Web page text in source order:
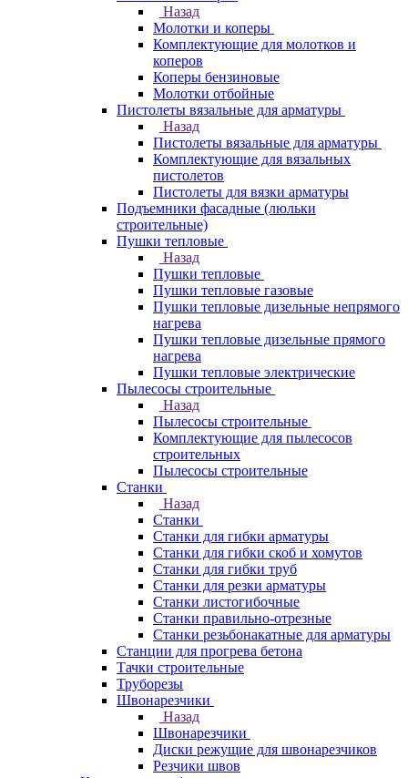
Назад
Молотки и коперы
Комплектующие для молотков и
коперов
Коперы бензиновые
Молотки отбойные
Пистолеты вязальные для арматуры
Назад
Пистолеты вязальные для арматуры
Комплектующие для вязальных
пистолетов
Пистолеты для вязки арматуры
Подъемники фасадные (люльки
строительные)
Пушки тепловые
Назад
Пушки тепловые
Пушки тепловые газовые
Пушки тепловые дизельные непрямого
нагрева
Пушки тепловые дизельные прямого
нагрева
Пушки тепловые электрические
Пылесосы строительные
Назад
Пылесосы строительные
Комплектующие для пылесосов
строительных
Пылесосы строительные
Станки
Назад
Станки
Станки для гибки арматуры
Станки для гибки скоб и хомутов
Станки для гибки труб
Станки для резки арматуры
Станки листогибочные
Станки правильно-отрезные
Станки резьбонакатные для арматуры
Станции для прогрева бетона
Тачки строительные
Труборезы
Швонарезчики
Назад
Швонарезчики
Диски режущие для швонарезчиков
Резчики швов